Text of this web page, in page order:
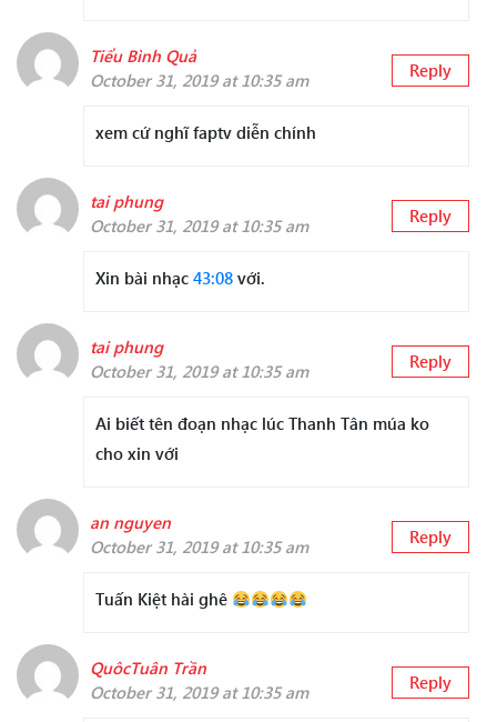
Tiểu Bình Quả
October 31, 2019 at 10:35 am
Reply
xem cứ nghĩ faptv diễn chính
tai phung
October 31, 2019 at 10:35 am
Reply
Xin bài nhạc 43:08 với.
tai phung
October 31, 2019 at 10:35 am
Reply
Ai biết tên đoạn nhạc lúc Thanh Tân múa ko
cho xin với
an nguyen
October 31, 2019 at 10:35 am
Reply
Tuấn Kiệt hài ghê
QuôcTuân Trần
October 31, 2019 at 10:35 am
Reply